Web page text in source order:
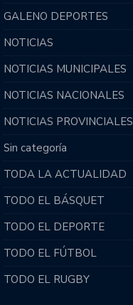
en primera
GALENO DEPORTES
NOTICIAS
NOTICIAS MUNICIPALES
NOTICIAS NACIONALES
NOTICIAS PROVINCIALES
Sin categoría
TODA LA ACTUALIDAD
TODO EL BÁSQUET
TODO EL DEPORTE
TODO EL FÚTBOL
TODO EL RUGBY